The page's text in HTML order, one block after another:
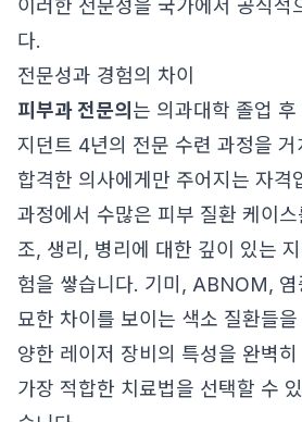
이러한 전문성을 국가에서 공식적
다.
전문성과 경험의 차이
피부과 전문의 는 의과대학 졸업 후
지던트 4년의 전문 수련 과정을 거
합격한 의사에게만 주어지는 자격
과정에서 수많은 피부 질환 케이
조, 생리, 병리에 대한 깊이 있는
험을 쌓습니다. 기미, ABNOM, 염
묘한 차이를 보이는 색소 질환들
양한 레이저 장비의 특성을 완벽히
가장 적합한 치료법을 선택할 수